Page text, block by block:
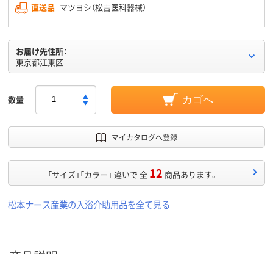
直送品 マツヨシ（松吉医科器械）
お届け先住所：
東京都江東区
数量 カゴへ
マイカタログへ登録
「サイズ」「カラー」 違いで 全 12 商品あります。
松本ナース産業の入浴介助用品を全て見る